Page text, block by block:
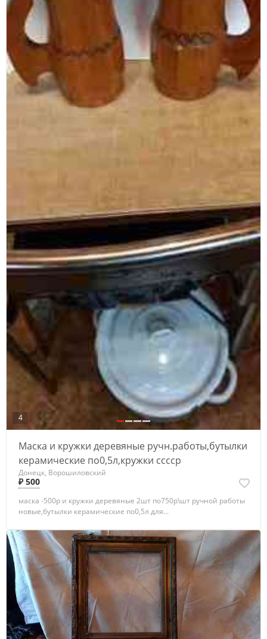
4
Маска и кружки деревяные ручн.работы,бутылки
керамические по0,5л,кружки сссср
Донецк, Ворошиловский
₽ 500
маска -500р и кружки деревяные 2шт по750р\шт ручной работы
новые,бутылки керамические по0,5л для...